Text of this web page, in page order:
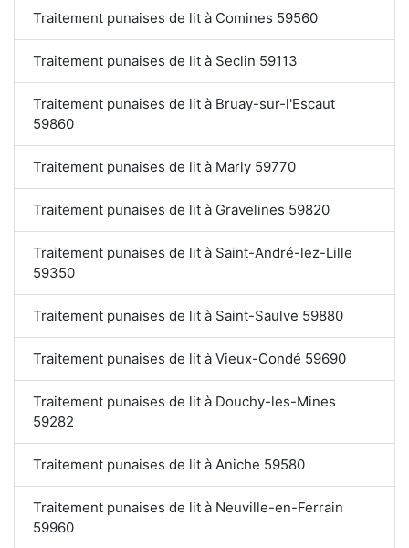
Traitement punaises de lit à Comines 59560
Traitement punaises de lit à Seclin 59113
Traitement punaises de lit à Bruay-sur-l'Escaut
59860
Traitement punaises de lit à Marly 59770
Traitement punaises de lit à Gravelines 59820
Traitement punaises de lit à Saint-André-lez-Lille
59350
Traitement punaises de lit à Saint-Saulve 59880
Traitement punaises de lit à Vieux-Condé 59690
Traitement punaises de lit à Douchy-les-Mines
59282
Traitement punaises de lit à Aniche 59580
Traitement punaises de lit à Neuville-en-Ferrain
59960